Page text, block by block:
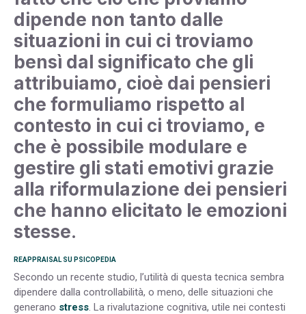
dipende non tanto dalle
situazioni in cui ci troviamo
bensì dal significato che gli
attribuiamo, cioè dai pensieri
che formuliamo rispetto al
contesto in cui ci troviamo, e
che è possibile modulare e
gestire gli stati emotivi grazie
alla riformulazione dei pensieri
che hanno elicitato le emozioni
stesse.
REAPPRAISAL SU PSICOPEDIA
Secondo un recente studio, l’utilità di questa tecnica sembra
dipendere dalla controllabilità, o meno, delle situazioni che
generano stress . La rivalutazione cognitiva, utile nei contesti